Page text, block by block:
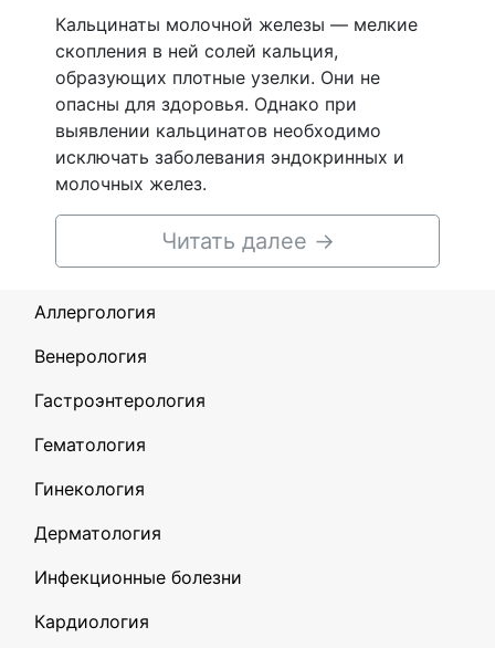
Кальцинаты молочной железы — мелкие
скопления в ней солей кальция,
образующих плотные узелки. Они не
опасны для здоровья. Однако при
выявлении кальцинатов необходимо
исключать заболевания эндокринных и
молочных желез.
Читать далее →
Аллергология
Венерология
Гастроэнтерология
Гематология
Гинекология
Дерматология
Инфекционные болезни
Кардиология